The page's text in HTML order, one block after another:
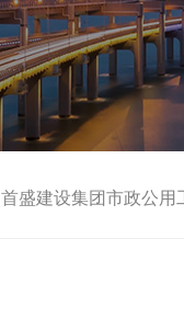
首盛建设集团市政公用